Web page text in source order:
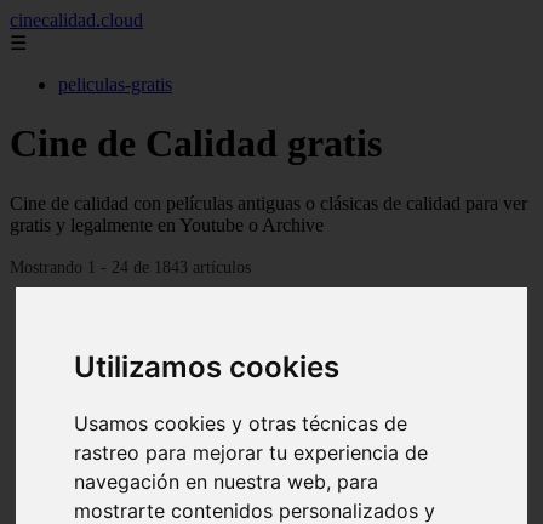
Utilizamos cookies
Usamos cookies y otras técnicas de
rastreo para mejorar tu experiencia de
navegación en nuestra web, para
mostrarte contenidos personalizados y
cinecalidad.cloud
☰
peliculas-gratis
Cine de Calidad gratis
Cine de calidad con películas antiguas o clásicas de calidad para ver
gratis y legalmente en Youtube o Archive
Mostrando 1 - 24 de 1843 artículos